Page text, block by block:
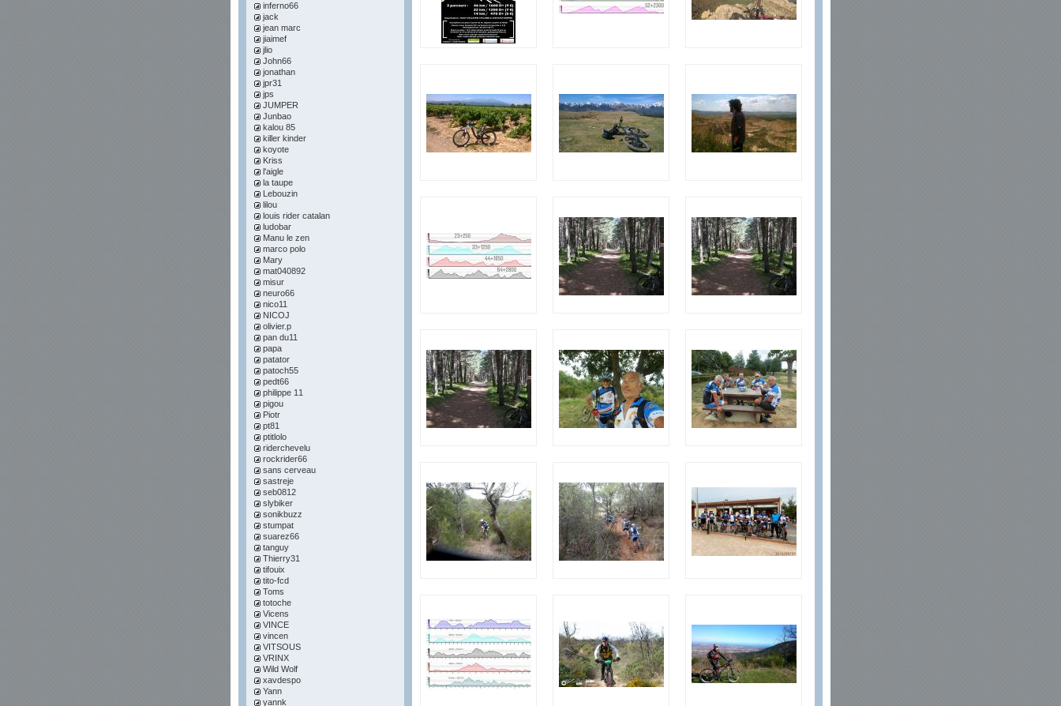
inferno66
jack
jean marc
jiaimef
jlio
John66
jonathan
jpr31
jps
JUMPER
Junbao
kalou 85
killer kinder
koyote
Kriss
l'aigle
la taupe
Lebouzin
lilou
louis rider catalan
ludobar
Manu le zen
marco polo
Mary
mat040892
misur
neuro66
nico11
NICOJ
olivier.p
pan du11
papa
patator
patoch55
pedt66
philippe 11
pigou
Piotr
pt81
ptitlolo
riderchevelu
rockrider66
sans cerveau
sastreje
seb0812
slybiker
sonikbuzz
stumpat
suarez66
tanguy
Thierry31
tifouix
tito-fcd
Toms
totoche
Vicens
VINCE
vincen
VITSOUS
VRINX
Wild Wolf
xavdespo
Yann
yannk